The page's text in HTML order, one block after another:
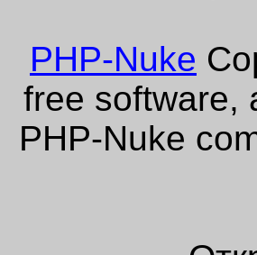
PHP-Nuke
free software,
PHP-Nuke